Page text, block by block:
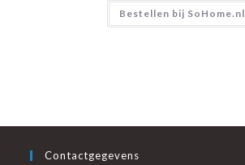
was:
€2.249,00.
Bestellen bij SoHome.nl
Contactgegevens